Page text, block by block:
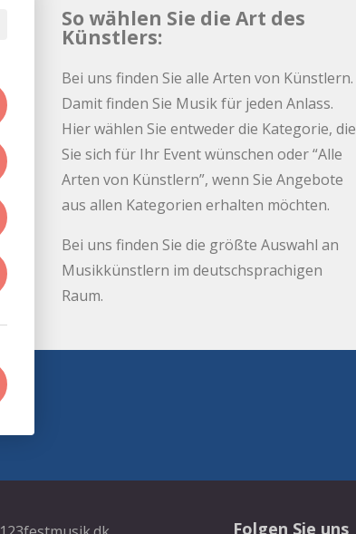
So wählen Sie die Art des
Künstlers:
Bei uns finden Sie alle Arten von Künstlern.
Damit finden Sie Musik für jeden Anlass.
Hier wählen Sie entweder die Kategorie, die
Sie sich für Ihr Event wünschen oder “Alle
Arten von Künstlern”, wenn Sie Angebote
aus allen Kategorien erhalten möchten.
Bei uns finden Sie die größte Auswahl an
Musikkünstlern im deutschsprachigen
Raum.
Folgen Sie uns